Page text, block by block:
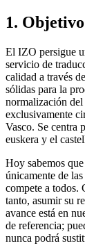
1.
El IZO persigue
servicio de
calidad a través
sólidas para la
normalización
exclusivamente
Vasco. Se centra
euskera y el
Hoy sabemos
únicamente de
compete a todos.
tanto, asumir su
avance está en
de referencia;
nunca podrá